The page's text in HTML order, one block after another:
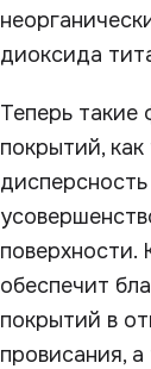
диоксида
Теперь такие
покрытий,
поверхности.
обеспечит
покрытий в
провисания,